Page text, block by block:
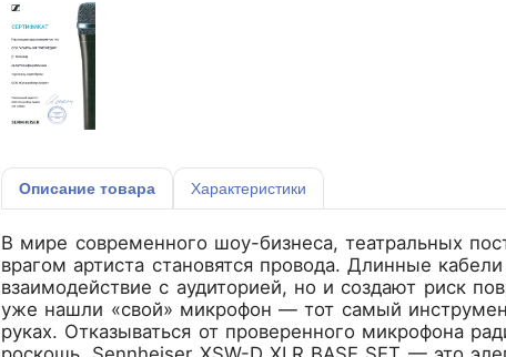
Описание товара Характеристики
В мире современного шоу-бизнеса, театральных
врагом артиста становятся провода. Длинные
взаимодействие с аудиторией, но и создают риск
уже нашли «свой» микрофон — тот самый
руках. Отказываться от проверенного микрофона